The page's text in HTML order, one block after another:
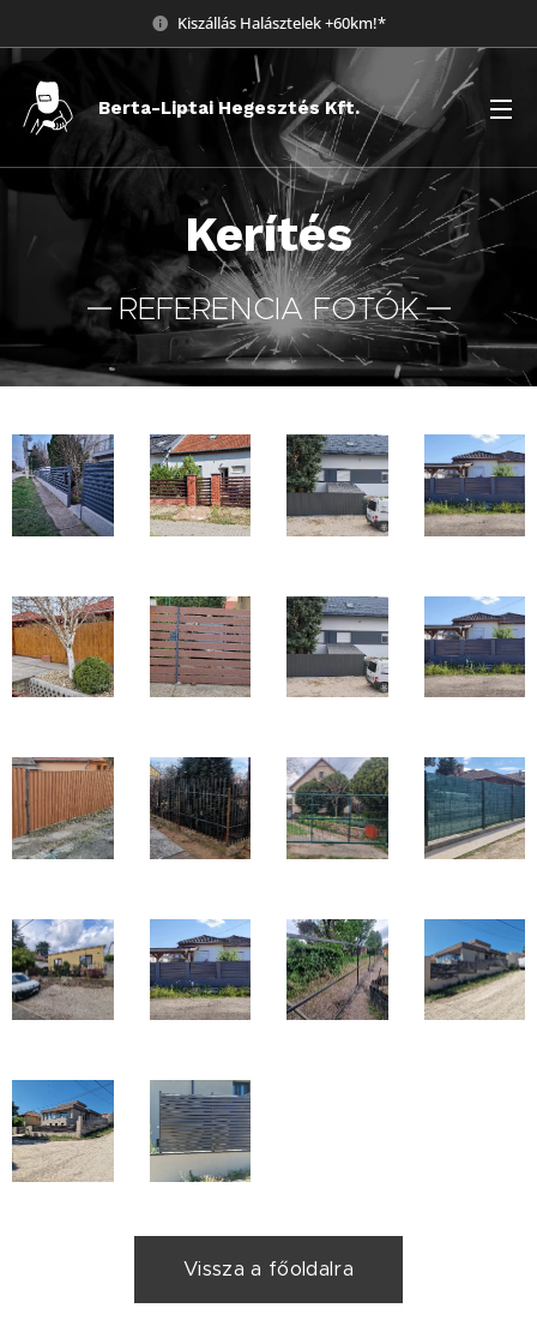
Kiszállás Halásztelek +60km!*
Berta-Liptai Hegesztés Kft.
Kerítés
REFERENCIA FOTÓK
Vissza a főoldalra